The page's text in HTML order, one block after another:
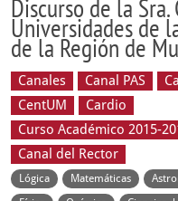
Discurso de la
Universidades de
de la Región de
Canales Canal PAS
CentUM
Cardio
Curso Académico 2015-
Canal del Rector
Lógica Matemáticas